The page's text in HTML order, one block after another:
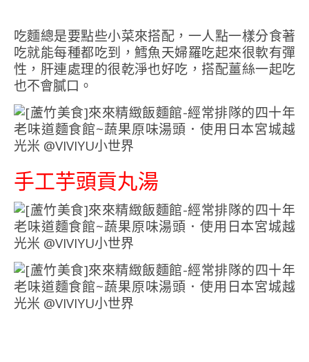
吃麵總是要點些小菜來搭配，一人點一樣分食著
吃就能每種都吃到，鱈魚天婦羅吃起來很軟有彈
性，肝連處理的很乾淨也好吃，搭配薑絲一起吃
也不會膩口。
手工芋頭貢丸湯